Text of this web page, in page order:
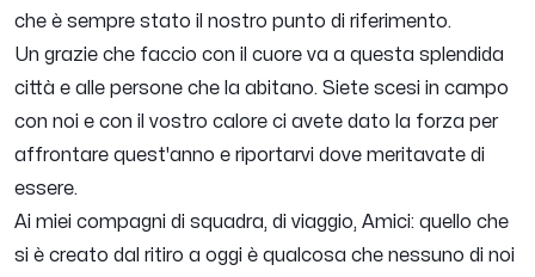
che è sempre stato il nostro punto di riferimento.
Un grazie che faccio con il cuore va a questa splendida
città e alle persone che la abitano. Siete scesi in campo
con noi e con il vostro calore ci avete dato la forza per
affrontare quest'anno e riportarvi dove meritavate di
essere.
Ai miei compagni di squadra, di viaggio, Amici: quello che
si è creato dal ritiro a oggi è qualcosa che nessuno di noi